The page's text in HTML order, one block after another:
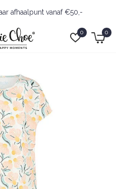
0 0
afhaalpunt vanaf €50,-